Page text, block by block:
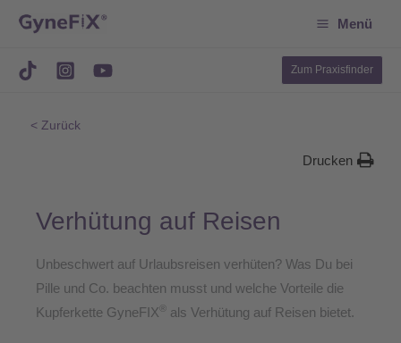
springen
Menü
Zum Praxisfinder
< Zurück
Drucken
Verhütung auf Reisen
Unbeschwert auf Urlaubsreisen verhüten? Was Du bei
Pille und Co. beachten musst und welche Vorteile die
Kupferkette GyneFIX ® als Verhütung auf Reisen bietet.